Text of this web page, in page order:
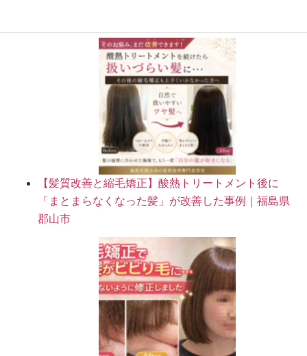
【髪質改善と縮毛矯正】酸熱トリートメント後に
「まとまらなくなった髪」が改善した事例｜福島県
郡山市